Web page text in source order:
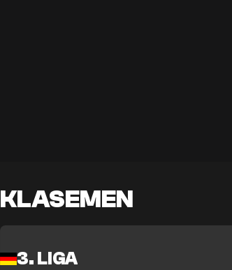
KLASEMEN
3. LIGA